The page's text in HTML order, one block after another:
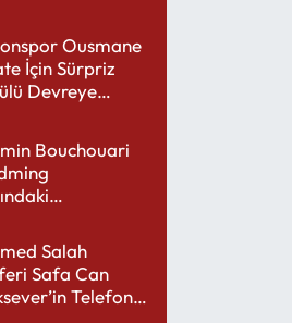
Ousmane
İçin Sürpriz
Devreye
Bouchouari
Salah
Safa Can
Telefon